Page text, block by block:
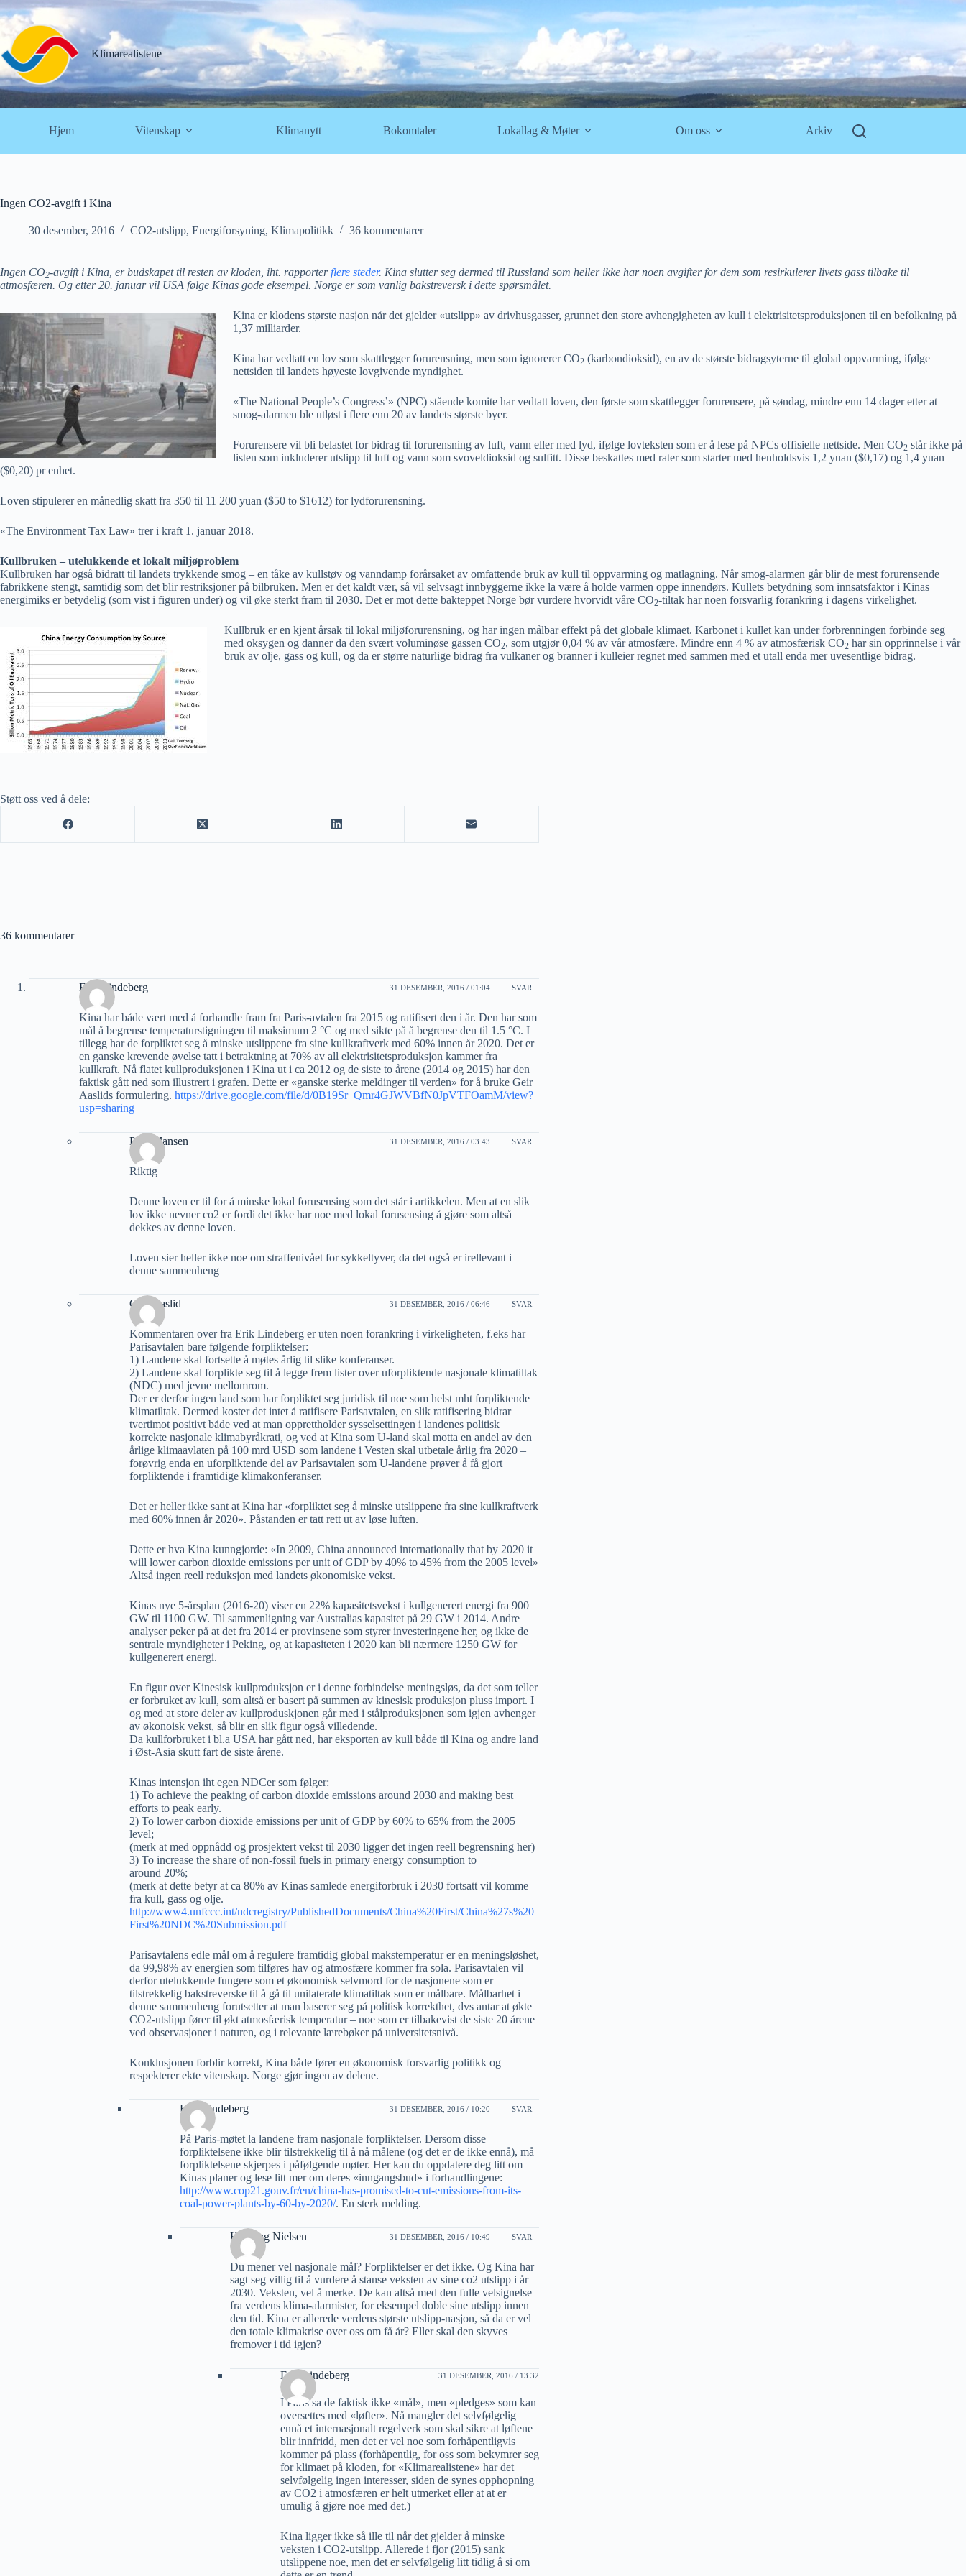
Hopp
til
innholdet
Klimarealistene
Hjem Vitenskap Klimanytt Bokomtaler Lokallag & Møter Om oss Arkiv
Ingen CO2-avgift i Kina
30 desember, 2016 CO2-utslipp, Energiforsyning, Klimapolitikk 36 kommentarer
Ingen CO2-avgift i Kina, er budskapet til resten av kloden, iht. rapporterflere steder. Kina slutter seg dermed til Russland som heller ikke har noen avgifter for dem som resirkulerer livets gass tilbake til
atmosfæren. Og etter 20. januar vil USA følge Kinas gode eksempel. Norge er som vanlig bakstreversk i dette spørsmålet.
Kina er klodens største nasjon når det gjelder «utslipp» av drivhusgasser, grunnet den store avhengigheten av kull i elektrisitetsproduksjonen til en befolkning på
1,37 milliarder.
Kina har vedtatt en lov som skattlegger forurensning, men som ignorerer CO2 (karbondioksid), en av de største bidragsyterne til global oppvarming, ifølge
nettsiden til landets høyeste lovgivende myndighet.
«The National People’s Congress’» (NPC) stående komite har vedtatt loven, den første som skattlegger forurensere, på søndag, mindre enn 14 dager etter at
smog-alarmen ble utløst i flere enn 20 av landets største byer.
Forurensere vil bli belastet for bidrag til forurensning av luft, vann eller med lyd, ifølge lovteksten som er å lese på NPCs offisielle nettside. Men CO2 står ikke på
listen som inkluderer utslipp til luft og vann som svoveldioksid og sulfitt. Disse beskattes med rater som starter med henholdsvis 1,2 yuan ($0,17) og 1,4 yuan
($0,20) pr enhet.
Loven stipulerer en månedlig skatt fra 350 til 11 200 yuan ($50 to $1612) for lydforurensning.
«The Environment Tax Law» trer i kraft 1. januar 2018.
Kullbruken – utelukkende et lokalt miljøproblem
Kullbruken har også bidratt til landets trykkende smog – en tåke av kullstøv og vanndamp forårsaket av omfattende bruk av kull til oppvarming og matlagning. Når smog-alarmen går blir de mest forurensende
fabrikkene stengt, samtidig som det blir restriksjoner på bilbruken. Men er det kaldt vær, så vil selvsagt innbyggerne ikke la være å holde varmen oppe innendørs. Kullets betydning som innsatsfaktor i Kinas
energimiks er betydelig (som vist i figuren under) og vil øke sterkt fram til 2030. Det er mot dette bakteppet Norge bør vurdere hvorvidt våre CO2-tiltak har noen forsvarlig forankring i dagens virkelighet.
Kullbruk er en kjent årsak til lokal miljøforurensning, og har ingen målbar effekt på det globale klimaet. Karbonet i kullet kan under forbrenningen forbinde seg
med oksygen og danner da den svært voluminøse gassen CO2, som utgjør 0,04 % av vår atmosfære. Mindre enn 4 % av atmosfærisk CO2 har sin opprinnelse i vår
bruk av olje, gass og kull, og da er større naturlige bidrag fra vulkaner og branner i kulleier regnet med sammen med et utall enda mer uvesentlige bidrag.
Støtt oss ved å dele:
36 kommentarer
Erik Lindeberg 31 DESEMBER, 2016 / 01:04 SVAR
Kina har både vært med å forhandle fram fra Paris-avtalen fra 2015 og ratifisert den i år. Den har som
mål å begrense temperaturstigningen til maksimum 2 °C og med sikte på å begrense den til 1.5 °C. I
tillegg har de forpliktet seg å minske utslippene fra sine kullkraftverk med 60% innen år 2020. Det er
en ganske krevende øvelse tatt i betraktning at 70% av all elektrisitetsproduksjon kammer fra
kullkraft. Nå flatet kullproduksjonen i Kina ut i ca 2012 og de siste to årene (2014 og 2015) har den
faktisk gått ned som illustrert i grafen. Dette er «ganske sterke meldinger til verden» for å bruke Geir
Aaslids formulering. https://drive.google.com/file/d/0B19Sr_Qmr4GJWVBfN0JpVTFOamM/view?
usp=sharing
Petter Jansen 31 DESEMBER, 2016 / 03:43 SVAR
Riktig
Denne loven er til for å minske lokal forusensing som det står i artikkelen. Men at en slik
lov ikke nevner co2 er fordi det ikke har noe med lokal forusensing å gjøre som altså
dekkes av denne loven.
Loven sier heller ikke noe om straffenivået for sykkeltyver, da det også er irellevant i
denne sammenheng
Geir Aaslid 31 DESEMBER, 2016 / 06:46 SVAR
Kommentaren over fra Erik Lindeberg er uten noen forankring i virkeligheten, f.eks har
Parisavtalen bare følgende forpliktelser:
1) Landene skal fortsette å møtes årlig til slike konferanser.
2) Landene skal forplikte seg til å legge frem lister over uforpliktende nasjonale klimatiltak
(NDC) med jevne mellomrom.
Der er derfor ingen land som har forpliktet seg juridisk til noe som helst mht forpliktende
klimatiltak. Dermed koster det intet å ratifisere Parisavtalen, en slik ratifisering bidrar
tvertimot positivt både ved at man opprettholder sysselsettingen i landenes politisk
korrekte nasjonale klimabyråkrati, og ved at Kina som U-land skal motta en andel av den
årlige klimaavlaten på 100 mrd USD som landene i Vesten skal utbetale årlig fra 2020 –
forøvrig enda en uforpliktende del av Parisavtalen som U-landene prøver å få gjort
forpliktende i framtidige klimakonferanser.
Det er heller ikke sant at Kina har «forpliktet seg å minske utslippene fra sine kullkraftverk
med 60% innen år 2020». Påstanden er tatt rett ut av løse luften.
Dette er hva Kina kunngjorde: «In 2009, China announced internationally that by 2020 it
will lower carbon dioxide emissions per unit of GDP by 40% to 45% from the 2005 level»
Altså ingen reell reduksjon med landets økonomiske vekst.
Kinas nye 5-årsplan (2016-20) viser en 22% kapasitetsvekst i kullgenerert energi fra 900
GW til 1100 GW. Til sammenligning var Australias kapasitet på 29 GW i 2014. Andre
analyser peker på at det fra 2014 er provinsene som styrer investeringene her, og ikke de
sentrale myndigheter i Peking, og at kapasiteten i 2020 kan bli nærmere 1250 GW for
kullgenerert energi.
En figur over Kinesisk kullproduksjon er i denne forbindelse meningsløs, da det som teller
er forbruket av kull, som altså er basert på summen av kinesisk produksjon pluss import. I
og med at store deler av kullproduskjonen går med i stålproduksjonen som igjen avhenger
av økonoisk vekst, så blir en slik figur også villedende.
Da kullforbruket i bl.a USA har gått ned, har eksporten av kull både til Kina og andre land
i Øst-Asia skutt fart de siste årene.
Kinas intensjon iht egen NDCer som følger:
1) To achieve the peaking of carbon dioxide emissions around 2030 and making best
efforts to peak early.
2) To lower carbon dioxide emissions per unit of GDP by 60% to 65% from the 2005
level;
(merk at med oppnådd og prosjektert vekst til 2030 ligger det ingen reell begrensning her)
3) To increase the share of non-fossil fuels in primary energy consumption to
around 20%;
(merk at dette betyr at ca 80% av Kinas samlede energiforbruk i 2030 fortsatt vil komme
fra kull, gass og olje.
http://www4.unfccc.int/ndcregistry/PublishedDocuments/China%20First/China%27s%20
First%20NDC%20Submission.pdf
Parisavtalens edle mål om å regulere framtidig global makstemperatur er en meningsløshet,
da 99,98% av energien som tilføres hav og atmosfære kommer fra sola. Parisavtalen vil
derfor utelukkende fungere som et økonomisk selvmord for de nasjonene som er
tilstrekkelig bakstreverske til å gå til unilaterale klimatiltak som er målbare. Målbarhet i
denne sammenheng forutsetter at man baserer seg på politisk korrekthet, dvs antar at økte
CO2-utslipp fører til økt atmosfærisk temperatur – noe som er tilbakevist de siste 20 årene
ved observasjoner i naturen, og i relevante lærebøker på universitetsnivå.
Konklusjonen forblir korrekt, Kina både fører en økonomisk forsvarlig politikk og
respekterer ekte vitenskap. Norge gjør ingen av delene.
Erik Lindeberg 31 DESEMBER, 2016 / 10:20 SVAR
På Paris-møtet la landene fram nasjonale forpliktelser. Dersom disse
forpliktelsene ikke blir tilstrekkelig til å nå målene (og det er de ikke ennå), må
forpliktelsene skjerpes i påfølgende møter. Her kan du oppdatere deg litt om
Kinas planer og lese litt mer om deres «inngangsbud» i forhandlingene:
http://www.cop21.gouv.fr/en/china-has-promised-to-cut-emissions-from-its-
coal-power-plants-by-60-by-2020/. En sterk melding.
Henning Nielsen 31 DESEMBER, 2016 / 10:49 SVAR
Du mener vel nasjonale mål? Forpliktelser er det ikke. Og Kina har
sagt seg villig til å vurdere å stanse veksten av sine co2 utslipp i år
2030. Veksten, vel å merke. De kan altså med den fulle velsignelse
fra verdens klima-alarmister, for eksempel doble sine utslipp innen
den tid. Kina er allerede verdens største utslipp-nasjon, så da er vel
den totale klimakrise over oss om få år? Eller skal den skyves
fremover i tid igjen?
Erik Lindeberg 31 DESEMBER, 2016 / 13:32
I Paris sa de faktisk ikke «mål», men «pledges» som kan
oversettes med «løfter». Nå mangler det selvfølgelig
ennå et internasjonalt regelverk som skal sikre at løftene
blir innfridd, men det er vel noe som forhåpentligvis
kommer på plass (forhåpentlig, for oss som bekymrer seg
for klimaet på kloden, for «Klimarealistene» har det
selvfølgelig ingen interesser, siden de synes opphopning
av CO2 i atmosfæren er helt utmerket eller at at er
umulig å gjøre noe med det.)
Kina ligger ikke så ille til når det gjelder å minske
veksten i CO2-utslipp. Allerede i fjor (2015) sank
utslippene noe, men det er selvfølgelig litt tidlig å si om